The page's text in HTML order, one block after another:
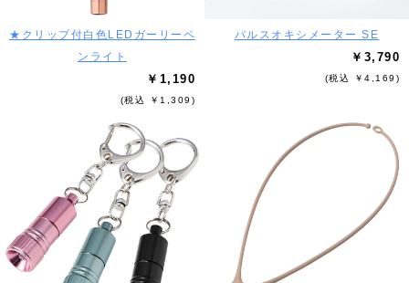
★クリップ付白色LEDガーリーペ
ンライト
￥1,190
(税込 ￥1,309)
パルスオキシメーター SE
￥3,790
(税込 ￥4,169)